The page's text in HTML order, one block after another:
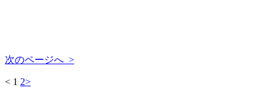
次のページへ >
< 1 2>